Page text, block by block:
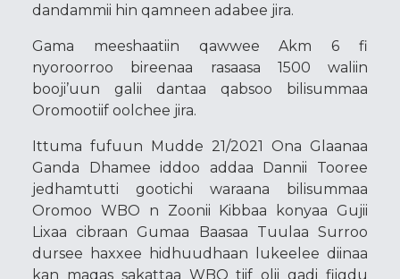
dandammii hin qamneen adabee jira.
Gama meeshaatiin qawwee Akm 6 fi
nyoroorroo bireenaa rasaasa 1500 waliin
booji’uun galii dantaa qabsoo bilisummaa
Oromootiif oolchee jira.
Ittuma fufuun Mudde 21/2021 Ona Glaanaa
Ganda Dhamee iddoo addaa Dannii Tooree
jedhamtutti gootichi waraana bilisummaa
Oromoo WBO n Zoonii Kibbaa konyaa Gujii
Lixaa cibraan Gumaa Baasaa Tuulaa Surroo
dursee haxxee hidhuudhaan lukeelee diinaa
kan maqas sakattaa WBO tiif olii gadi fiigdu